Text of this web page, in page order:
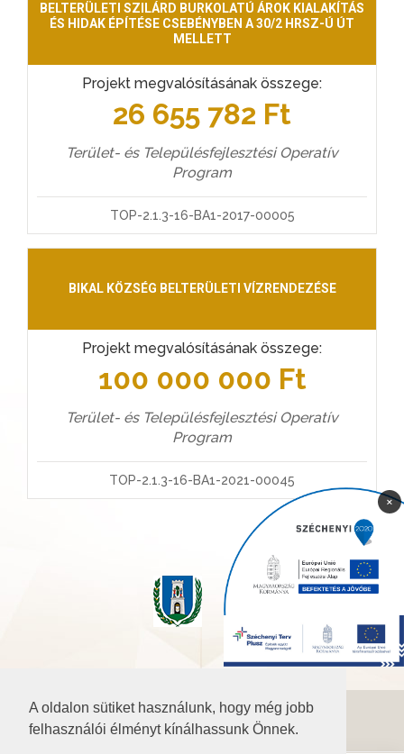
A oldalon sütiket használunk, hogy még jobb
felhasználói élményt kínálhassunk Önnek.
BELTERÜLETI SZILÁRD BURKOLATÚ ÁROK KIALAKÍTÁS
ÉS HIDAK ÉPÍTÉSE CSEBÉNYBEN A 30/2 HRSZ-Ú ÚT
MELLETT
Projekt megvalósításának összege:
26 655 782 Ft
Terület- és Településfejlesztési Operatív
Program
TOP-2.1.3-16-BA1-2017-00005
BIKAL KÖZSÉG BELTERÜLETI VÍZRENDEZÉSE
Projekt megvalósításának összege:
100 000 000 Ft
Terület- és Településfejlesztési Operatív
Program
TOP-2.1.3-16-BA1-2021-00045
©2026 Baranya.hu
Akadálymentesítési nyilatkozat
×